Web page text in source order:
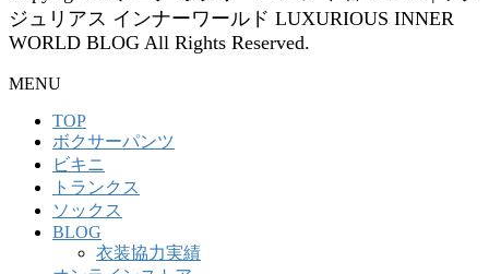
ジュリアス インナーワールド LUXURIOUS INNER
WORLD BLOG All Rights Reserved.
MENU
TOP
ボクサーパンツ
ビキニ
トランクス
ソックス
BLOG
衣装協力実績